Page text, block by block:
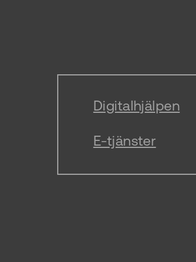
Digitalhjälpen
E-tjänster